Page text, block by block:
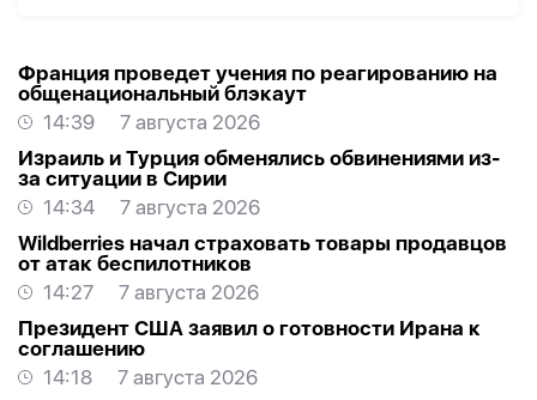
Франция проведет учения по реагированию на
общенациональный блэкаут
14:39
7 августа 2026
Израиль и Турция обменялись обвинениями из-
за ситуации в Сирии
14:34
7 августа 2026
Wildberries начал страховать товары продавцов
от атак беспилотников
14:27
7 августа 2026
Президент США заявил о готовности Ирана к
соглашению
14:18
7 августа 2026